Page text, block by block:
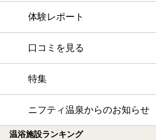
体験レポート
口コミを見る
特集
ニフティ温泉からのお知らせ
温浴施設ランキング